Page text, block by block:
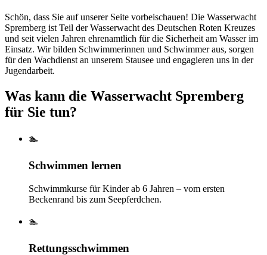
Schön, dass Sie auf unserer Seite vorbeischauen! Die Wasserwacht
Spremberg ist Teil der Wasserwacht des Deutschen Roten Kreuzes
und seit vielen Jahren ehrenamtlich für die Sicherheit am Wasser im
Einsatz. Wir bilden Schwimmerinnen und Schwimmer aus, sorgen
für den Wachdienst an unserem Stausee und engagieren uns in der
Jugendarbeit.
Was kann die Wasserwacht Spremberg
für Sie tun?
🏊
Schwimmen lernen
Schwimmkurse für Kinder ab 6 Jahren – vom ersten
Beckenrand bis zum Seepferdchen.
🏊
Rettungsschwimmen